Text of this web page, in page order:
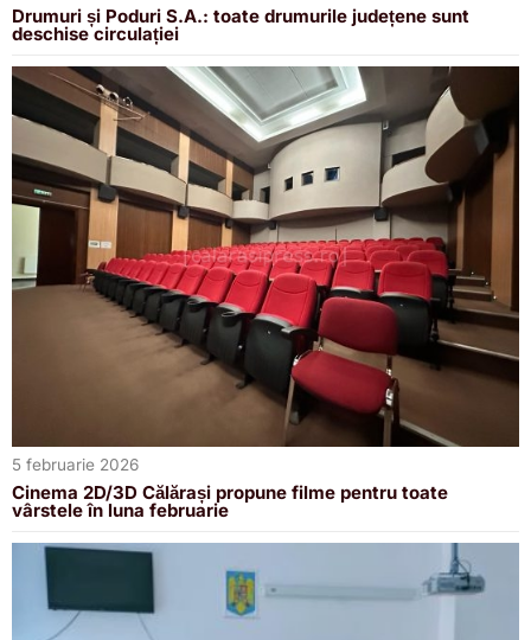
Drumuri și Poduri S.A.: toate drumurile județene sunt
deschise circulației
5 februarie 2026
Cinema 2D/3D Călărași propune filme pentru toate
vârstele în luna februarie